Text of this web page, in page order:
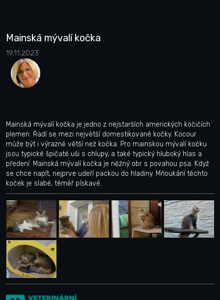
Mainská mývalí kočka
19.11.2023
Mainská mývalí kočka je jedno z nejstarších amerických kočičích
plemen. Řadí se mezi největší domestikované kočky. Kocour
může být i výrazně větší než kočka. Pro mainskou mývalí kočku
jsou typické špičaté uši s chlupy, a také typický hluboký hlas a
předení. Mainská mývalí kočka je něžný obr s povahou psa. Když
se chce napít, nejprve udeří packou do hladiny. Mňoukání těchto
koček je slabé, téměř pískavé.